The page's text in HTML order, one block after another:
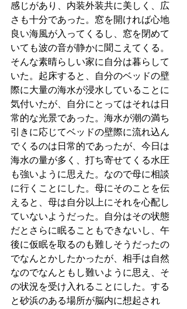
感じがあり、内装外装共に美しく、広
さも十分であった。窓を開ければ心地
良い海風が入ってくるし、窓を閉めて
いても波の音が静かに聞こえてくる。
そんな素晴らしい家に自分は暮らして
いた。起床すると、自分のベッドの壁
際に大量の海水が浸水していることに
気付いたが、自分にとってはそれは日
常的な光景であった。海水が潮の満ち
引きに応じてベッドの壁際に流れ込ん
でくるのは日常的であったが、今日は
海水の量が多く、打ち寄せてくる水圧
も強いように思えた。なので母に相談
に行くことにした。母にそのことを伝
えると、母は自分以上にそれを心配し
ていないようだった。自分はその状態
だとさらに眠ることもできないし、午
後に仮眠を取るのも難しそうだったの
でなんとかしたかったが、相手は自然
なのでなんともし難いように思え、そ
の状況を受け入れることにした。する
と砂浜のある場所が脳内に想起され